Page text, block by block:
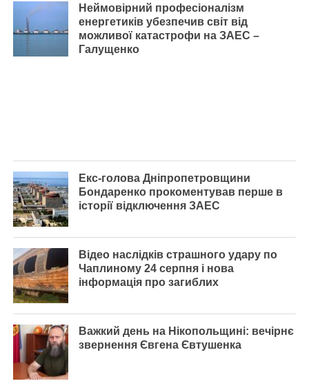
Неймовірний професіоналізм
енергетиків убезпечив світ від
можливої катастрофи на ЗАЕС –
Галущенко
Екс-голова Дніпропетровщини
Бондаренко прокоментував перше в
історії відключення ЗАЕС
Відео наслідків страшного удару по
Чаплиному 24 серпня і нова
інформація про загиблих
Важкий день на Нікопольщині: вечірнє
звернення Євгена Євтушенка